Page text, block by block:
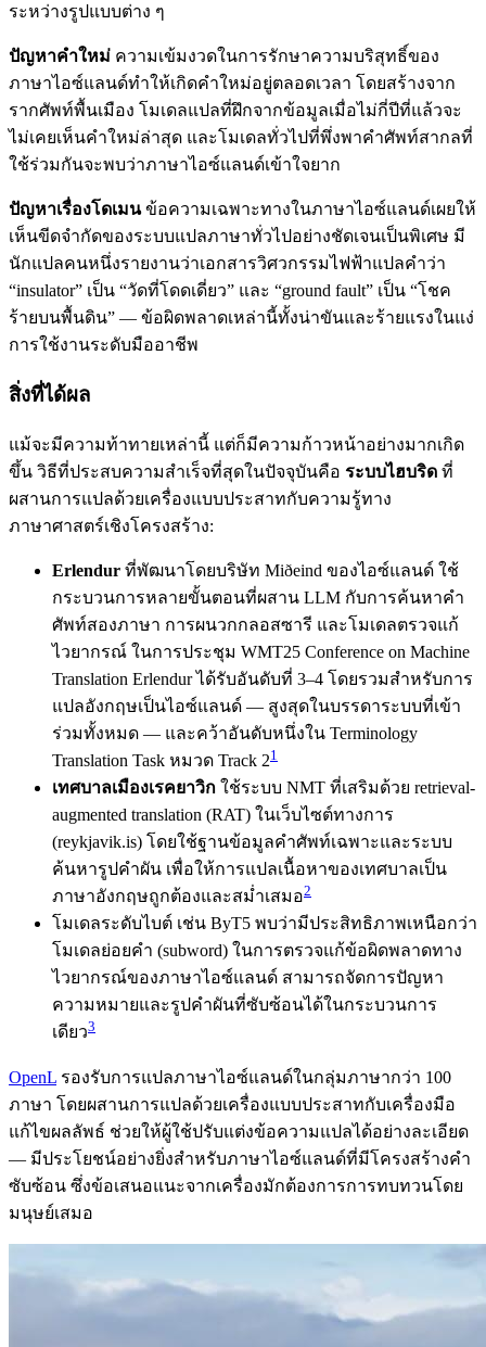
ระหว่างรูปแบบต่าง ๆ
ปัญหาคำใหม่ ความเข้มงวดในการรักษาความบริสุทธิ์ของ
ภาษาไอซ์แลนด์ทำให้เกิดคำใหม่อยู่ตลอดเวลา โดยสร้างจาก
รากศัพท์พื้นเมือง โมเดลแปลที่ฝึกจากข้อมูลเมื่อไม่กี่ปีที่แล้วจะ
ไม่เคยเห็นคำใหม่ล่าสุด และโมเดลทั่วไปที่พึ่งพาคำศัพท์สากลที่
ใช้ร่วมกันจะพบว่าภาษาไอซ์แลนด์เข้าใจยาก
ปัญหาเรื่องโดเมนข้อความเฉพาะทางในภาษาไอซ์แลนด์เผยให้
เห็นขีดจำกัดของระบบแปลภาษาทั่วไปอย่างชัดเจนเป็นพิเศษ มี
นักแปลคนหนึ่งรายงานว่าเอกสารวิศวกรรมไฟฟ้าแปลคำว่า
“insulator” เป็น “วัดที่โดดเดี่ยว” และ “ground fault” เป็น “โชค
ร้ายบนพื้นดิน” — ข้อผิดพลาดเหล่านี้ทั้งน่าขันและร้ายแรงในแง่
การใช้งานระดับมืออาชีพ
สิ่งที่ได้ผล
แม้จะมีความท้าทายเหล่านี้ แต่ก็มีความก้าวหน้าอย่างมากเกิด
ขึ้น วิธีที่ประสบความสำเร็จที่สุดในปัจจุบันคือ ระบบไฮบริด ที่
ผสานการแปลด้วยเครื่องแบบประสาทกับความรู้ทาง
ภาษาศาสตร์เชิงโครงสร้าง:
Erlendur ที่พัฒนาโดยบริษัท Miðeind ของไอซ์แลนด์ ใช้
กระบวนการหลายขั้นตอนที่ผสาน LLM กับการค้นหาคำ
ศัพท์สองภาษา การผนวกกลอสซารี และโมเดลตรวจแก้
ไวยากรณ์ ในการประชุม WMT25 Conference on Machine
Translation Erlendur ได้รับอันดับที่ 3–4 โดยรวมสำหรับการ
แปลอังกฤษเป็นไอซ์แลนด์ — สูงสุดในบรรดาระบบที่เข้า
ร่วมทั้งหมด — และคว้าอันดับหนึ่งใน Terminology
Translation Task หมวด Track 21
เทศบาลเมืองเรคยาวิก ใช้ระบบ NMT ที่เสริมด้วย retrieval-
augmented translation (RAT) ในเว็บไซต์ทางการ
(reykjavik.is) โดยใช้ฐานข้อมูลคำศัพท์เฉพาะและระบบ
ค้นหารูปคำผัน เพื่อให้การแปลเนื้อหาของเทศบาลเป็น
ภาษาอังกฤษถูกต้องและสม่ำเสมอ2
โมเดลระดับไบต์ เช่น ByT5 พบว่ามีประสิทธิภาพเหนือกว่า
โมเดลย่อยคำ (subword) ในการตรวจแก้ข้อผิดพลาดทาง
ไวยากรณ์ของภาษาไอซ์แลนด์ สามารถจัดการปัญหา
ความหมายและรูปคำผันที่ซับซ้อนได้ในกระบวนการ
เดียว3
OpenL รองรับการแปลภาษาไอซ์แลนด์ในกลุ่มภาษากว่า 100
ภาษา โดยผสานการแปลด้วยเครื่องแบบประสาทกับเครื่องมือ
แก้ไขผลลัพธ์ ช่วยให้ผู้ใช้ปรับแต่งข้อความแปลได้อย่างละเอียด
— มีประโยชน์อย่างยิ่งสำหรับภาษาไอซ์แลนด์ที่มีโครงสร้างคำ
ซับซ้อน ซึ่งข้อเสนอแนะจากเครื่องมักต้องการการทบทวนโดย
มนุษย์เสมอ